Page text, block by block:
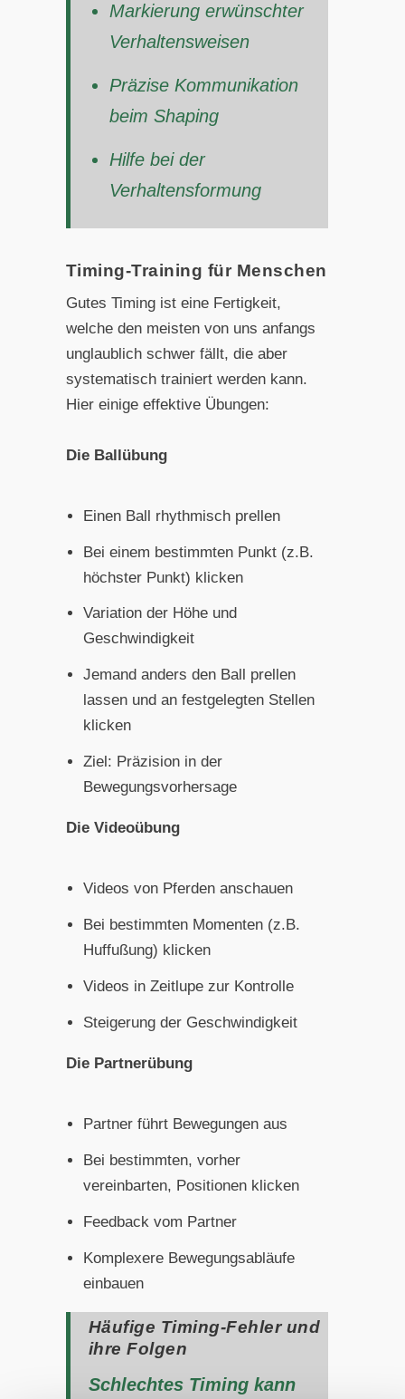
Markierung erwünschter
Verhaltensweisen
Präzise Kommunikation
beim Shaping
Hilfe bei der
Verhaltensformung
Timing-Training für Menschen
Gutes Timing ist eine Fertigkeit,
welche den meisten von uns anfangs
unglaublich schwer fällt, die aber
systematisch trainiert werden kann.
Hier einige effektive Übungen:
Die Ballübung
Einen Ball rhythmisch prellen
Bei einem bestimmten Punkt (z.B.
höchster Punkt) klicken
Variation der Höhe und
Geschwindigkeit
Jemand anders den Ball prellen
lassen und an festgelegten Stellen
klicken
Ziel: Präzision in der
Bewegungsvorhersage
Die Videoübung
Videos von Pferden anschauen
Bei bestimmten Momenten (z.B.
Huffußung) klicken
Videos in Zeitlupe zur Kontrolle
Steigerung der Geschwindigkeit
Die Partnerübung
Partner führt Bewegungen aus
Bei bestimmten, vorher
vereinbarten, Positionen klicken
Feedback vom Partner
Komplexere Bewegungsabläufe
einbauen
Häufige Timing-Fehler und
ihre Folgen
Schlechtes Timing kann